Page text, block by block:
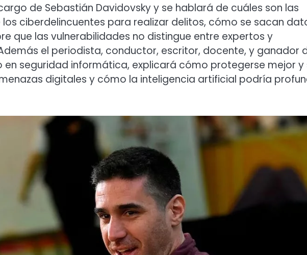
de Sebastián Davidovsky y se hablará de cuáles son las
ciberdelincuentes para realizar delitos, cómo se sacan
que las vulnerabilidades no distingue entre expertos y
el periodista, conductor, escritor, docente, y ganador
en seguridad informática, explicará cómo protegerse mejor y
digitales y cómo la inteligencia artificial podría